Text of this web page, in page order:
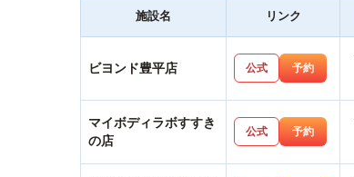
施設名 リンク
ビヨンド豊平店 公式 予約
マイボディラボすすき
の店
公式 予約